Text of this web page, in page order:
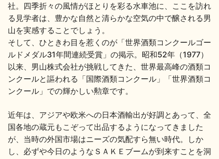
お楽しみコンテンツ
歳時記 地酒蔵元会検定
社。四季折々の風情がほとりを彩る水車池に、ここを訪れ
る見学者は、豊かな自然と清らかな空気の中で醸される男
山を実感することでしょう。
そして、ひときわ目を惹くのが「世界酒類コンクールゴー
ルドメダル31年間連続受賞」の掲示。昭和52年（1977）
以来、男山株式会社が挑戦してきた、世界最高峰の酒類コ
ンクールと謳われる「国際酒類コンクール」「世界酒類コ
ンクール」での輝かしい勲章です。
近年は、アジアや欧米への日本酒輸出が好調とあって、全
国各地の蔵元もこぞって出品するようになってきました
が、当時の外国市場はニーズの気配すら無い時代。しか
し、必ずや今日のようなＳＡＫＥブームが到来すことを洞